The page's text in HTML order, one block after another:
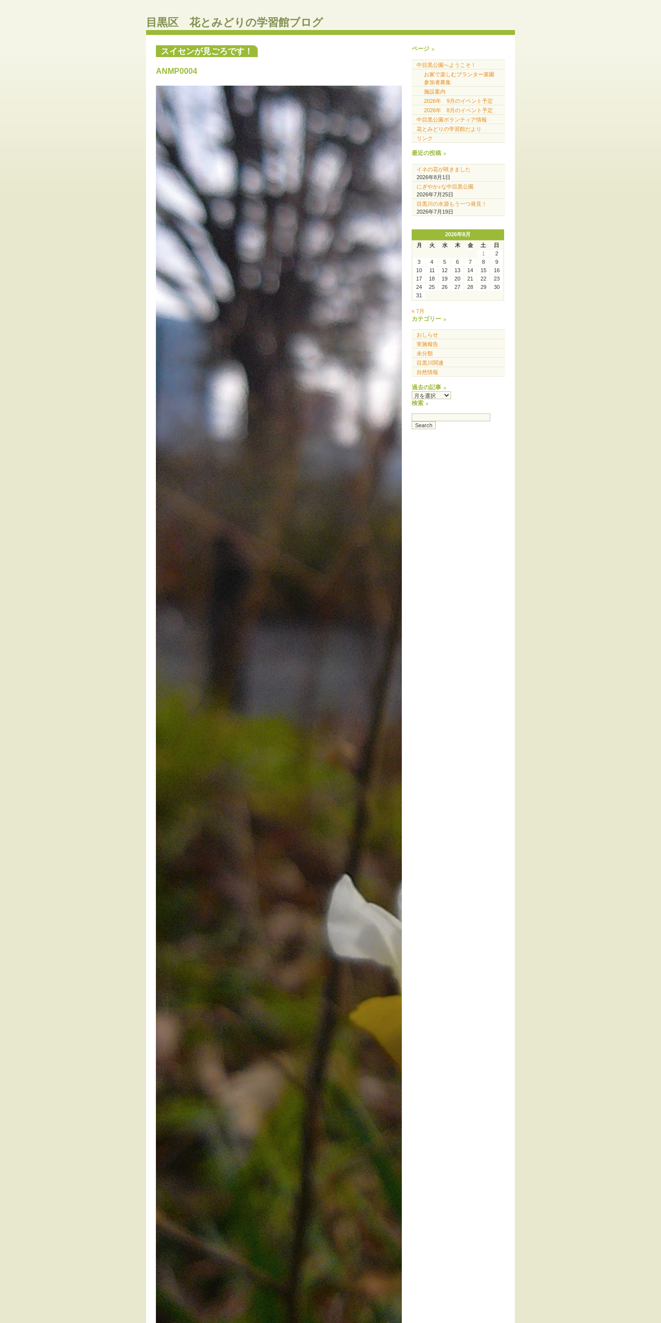
目黒区 花とみどりの学習館ブログ
スイセンが見ごろです！
ANMP0004
ページ
中目黒公園へようこそ！
お家で楽しむプランター菜園
参加者募集
施設案内
2026年 9月のイベント予定
2026年 8月のイベント予定
中目黒公園ボランティア情報
花とみどりの学習館だより
リンク
最近の投稿
イネの花が咲きました
2026年8月1日
にぎやか♪な中目黒公園
2026年7月25日
目黒川の水源もう一つ発見！
2026年7月19日
2026年8月
月
火 水 木 金 土
日
1
2
3
4 5 6 7 8
9
10
11 12 13 14 15
16
17
18 19 20 21 22
23
24
25 26 27 28 29
30
31
« 7月
カテゴリー
おしらせ
実施報告
未分類
目黒川関連
自然情報
過去の記事
過
去
事
検索